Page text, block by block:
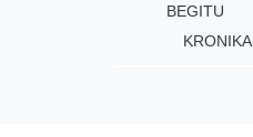
BEGITU
KRONIKA